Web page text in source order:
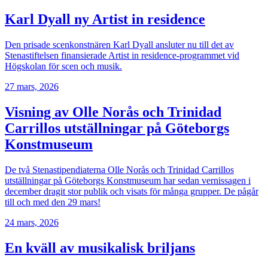
Karl Dyall ny Artist in residence
Den prisade scenkonstnären Karl Dyall ansluter nu till det av
Stenastiftelsen finansierade Artist in residence-programmet vid
Högskolan för scen och musik.
27 mars, 2026
Visning av Olle Norås och Trinidad
Carrillos utställningar på Göteborgs
Konstmuseum
De två Stenastipendiaterna Olle Norås och Trinidad Carrillos
utställningar på Göteborgs Konstmuseum har sedan vernissagen i
december dragit stor publik och visats för många grupper. De pågår
till och med den 29 mars!
24 mars, 2026
En kväll av musikalisk briljans